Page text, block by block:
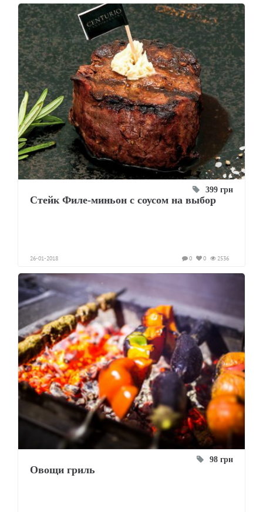
399 грн
Стейк Филе-миньон с соусом на выбор
26-01-2018 2536
0
0
98 грн
Овощи гриль